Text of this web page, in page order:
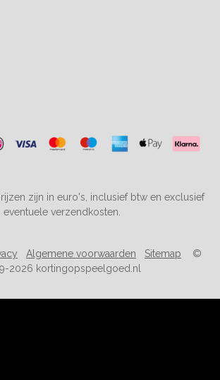
zijn in euro's, inclusief btw en exclusief
eventuele verzendkosten.
Algemene voorwaarden Sitemap ©
2026 kortingopspeelgoed.nl